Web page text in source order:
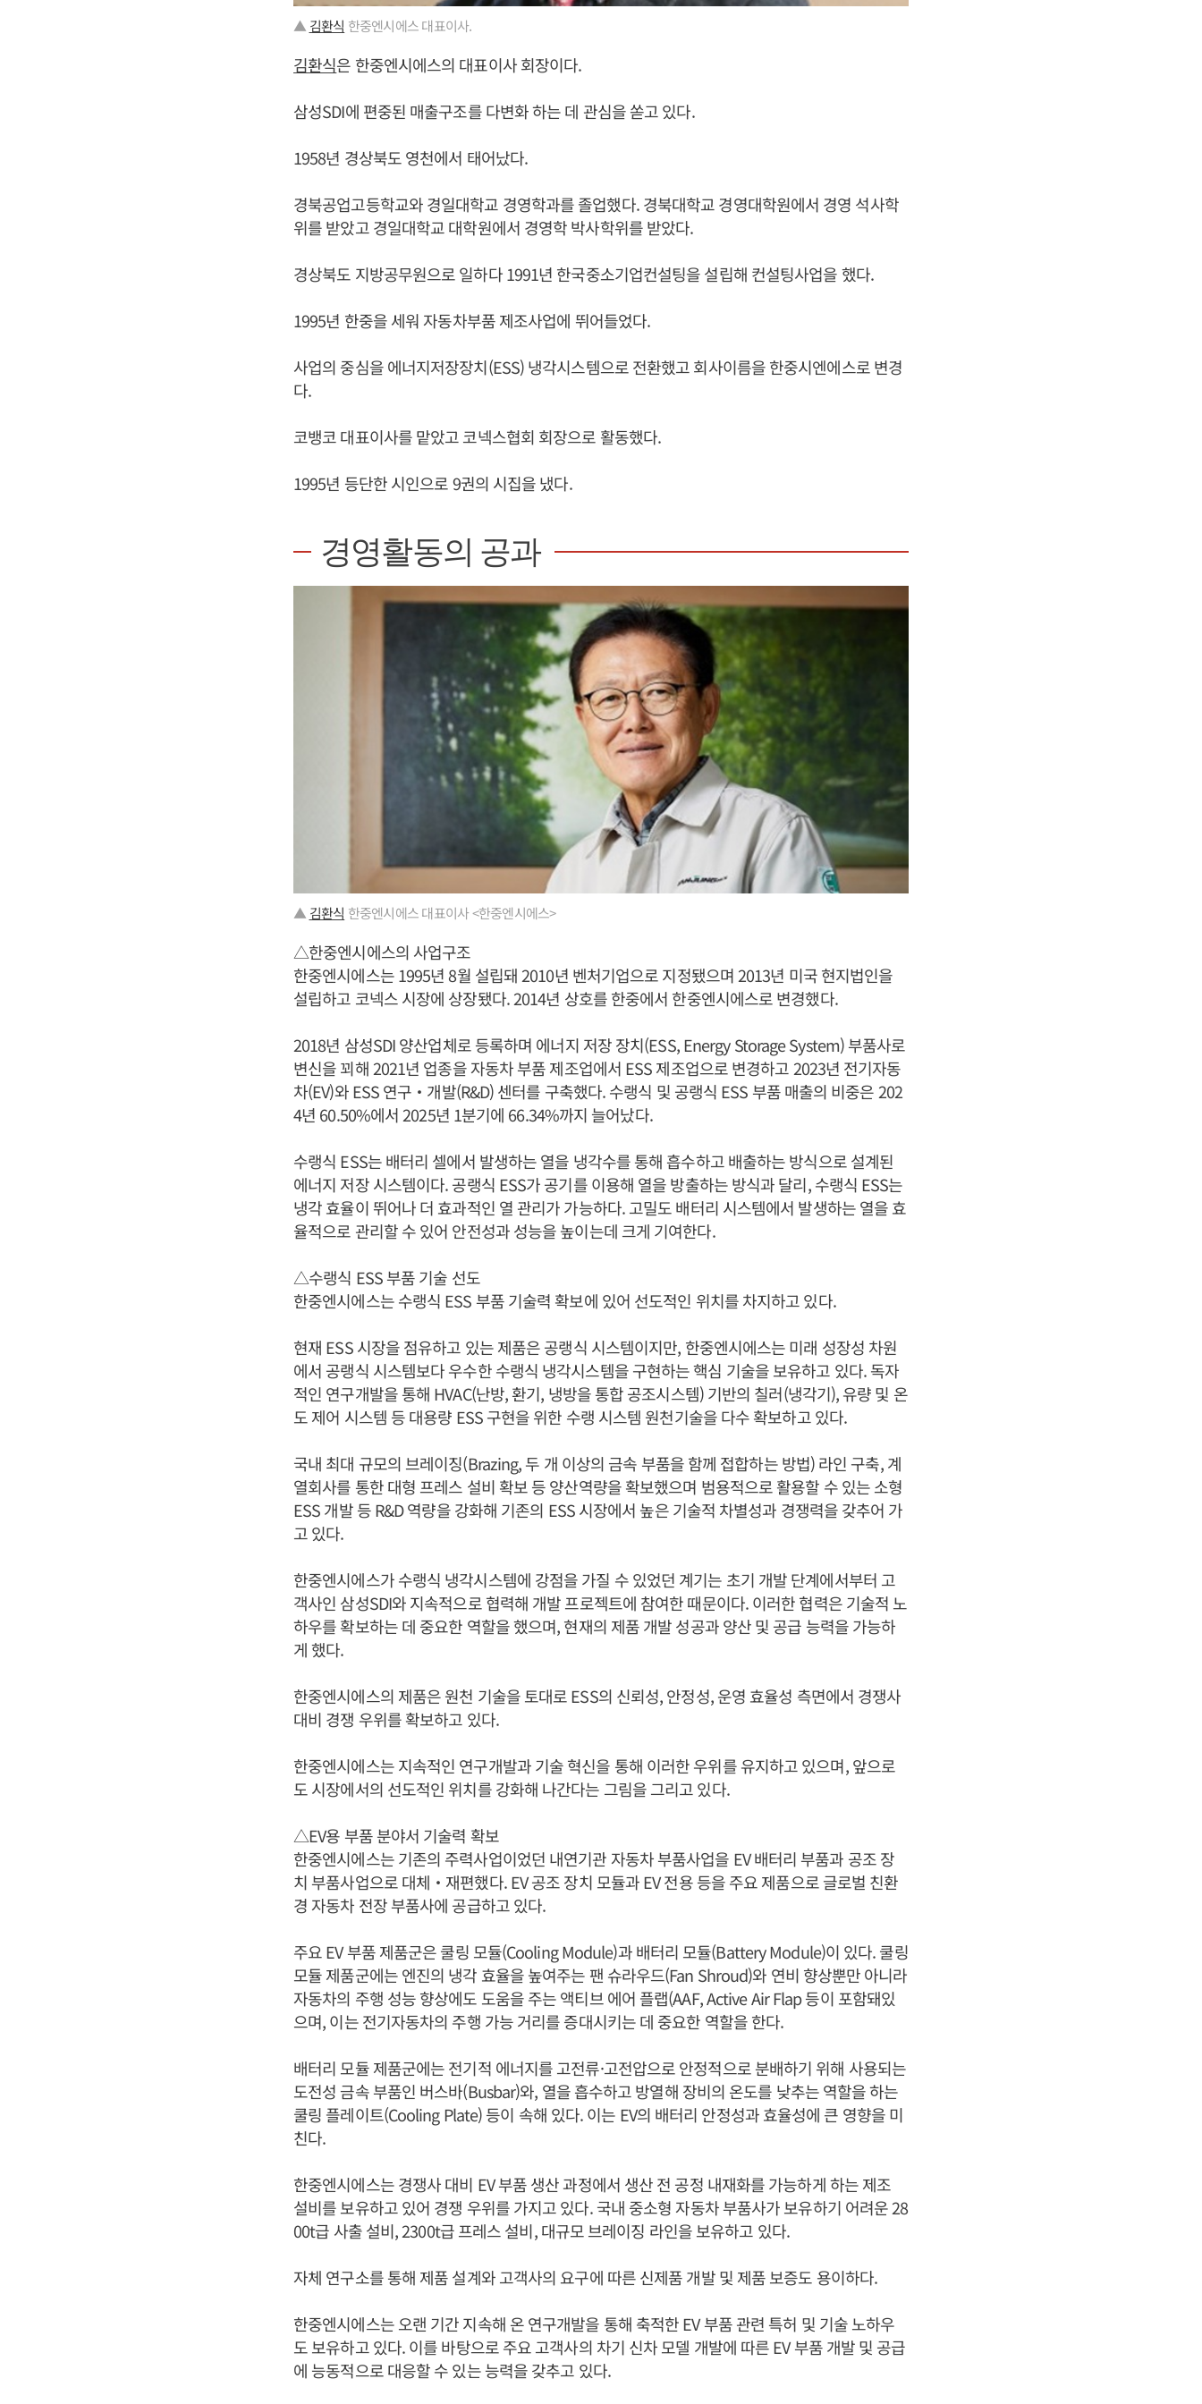
▲ 김환식 한중엔시에스 대표이사.
김환식은 한중엔시에스의 대표이사 회장이다.
삼성SDI에 편중된 매출구조를 다변화 하는 데 관심을 쏟고 있다.
1958년 경상북도 영천에서 태어났다.
경북공업고등학교와 경일대학교 경영학과를 졸업했다. 경북대학교 경영대학원에서 경영 석사학
위를 받았고 경일대학교 대학원에서 경영학 박사학위를 받았다.
경상북도 지방공무원으로 일하다 1991년 한국중소기업컨설팅을 설립해 컨설팅사업을 했다.
1995년 한중을 세워 자동차부품 제조사업에 뛰어들었다.
사업의 중심을 에너지저장장치(ESS) 냉각시스템으로 전환했고 회사이름을 한중시엔에스로 변경
다.
코뱅코 대표이사를 맡았고 코넥스협회 회장으로 활동했다.
1995년 등단한 시인으로 9권의 시집을 냈다.
경영활동의 공과
▲ 김환식 한중엔시에스 대표이사 <한중엔시에스>
△한중엔시에스의 사업구조
한중엔시에스는 1995년 8월 설립돼 2010년 벤처기업으로 지정됐으며 2013년 미국 현지법인을
설립하고 코넥스 시장에 상장됐다. 2014년 상호를 한중에서 한중엔시에스로 변경했다.
2018년 삼성SDI 양산업체로 등록하며 에너지 저장 장치(ESS, Energy Storage System) 부품사로
변신을 꾀해 2021년 업종을 자동차 부품 제조업에서 ESS 제조업으로 변경하고 2023년 전기자동
차(EV)와 ESS 연구‧개발(R&D) 센터를 구축했다. 수랭식 및 공랭식 ESS 부품 매출의 비중은 202
4년 60.50%에서 2025년 1분기에 66.34%까지 늘어났다.
수랭식 ESS는 배터리 셀에서 발생하는 열을 냉각수를 통해 흡수하고 배출하는 방식으로 설계된
에너지 저장 시스템이다. 공랭식 ESS가 공기를 이용해 열을 방출하는 방식과 달리, 수랭식 ESS는
냉각 효율이 뛰어나 더 효과적인 열 관리가 가능하다. 고밀도 배터리 시스템에서 발생하는 열을 효
율적으로 관리할 수 있어 안전성과 성능을 높이는데 크게 기여한다.
△수랭식 ESS 부품 기술 선도
한중엔시에스는 수랭식 ESS 부품 기술력 확보에 있어 선도적인 위치를 차지하고 있다.
현재 ESS 시장을 점유하고 있는 제품은 공랭식 시스템이지만, 한중엔시에스는 미래 성장성 차원
에서 공랭식 시스템보다 우수한 수랭식 냉각시스템을 구현하는 핵심 기술을 보유하고 있다. 독자
적인 연구개발을 통해 HVAC(난방, 환기, 냉방을 통합 공조시스템) 기반의 칠러(냉각기), 유량 및 온
도 제어 시스템 등 대용량 ESS 구현을 위한 수랭 시스템 원천기술을 다수 확보하고 있다.
국내 최대 규모의 브레이징(Brazing, 두 개 이상의 금속 부품을 함께 접합하는 방법) 라인 구축, 계
열회사를 통한 대형 프레스 설비 확보 등 양산역량을 확보했으며 범용적으로 활용할 수 있는 소형
ESS 개발 등 R&D 역량을 강화해 기존의 ESS 시장에서 높은 기술적 차별성과 경쟁력을 갖추어 가
고 있다.
한중엔시에스가 수랭식 냉각시스템에 강점을 가질 수 있었던 계기는 초기 개발 단계에서부터 고
객사인 삼성SDI와 지속적으로 협력해 개발 프로젝트에 참여한 때문이다. 이러한 협력은 기술적 노
하우를 확보하는 데 중요한 역할을 했으며, 현재의 제품 개발 성공과 양산 및 공급 능력을 가능하
게 했다.
한중엔시에스의 제품은 원천 기술을 토대로 ESS의 신뢰성, 안정성, 운영 효율성 측면에서 경쟁사
대비 경쟁 우위를 확보하고 있다.
한중엔시에스는 지속적인 연구개발과 기술 혁신을 통해 이러한 우위를 유지하고 있으며, 앞으로
도 시장에서의 선도적인 위치를 강화해 나간다는 그림을 그리고 있다.
△EV용 부품 분야서 기술력 확보
한중엔시에스는 기존의 주력사업이었던 내연기관 자동차 부품사업을 EV 배터리 부품과 공조 장
치 부품사업으로 대체‧재편했다. EV 공조 장치 모듈과 EV 전용 등을 주요 제품으로 글로벌 친환
경 자동차 전장 부품사에 공급하고 있다.
주요 EV 부품 제품군은 쿨링 모듈(Cooling Module)과 배터리 모듈(Battery Module)이 있다. 쿨링
모듈 제품군에는 엔진의 냉각 효율을 높여주는 팬 슈라우드(Fan Shroud)와 연비 향상뿐만 아니라
자동차의 주행 성능 향상에도 도움을 주는 액티브 에어 플랩(AAF, Active Air Flap 등이 포함돼있
으며, 이는 전기자동차의 주행 가능 거리를 증대시키는 데 중요한 역할을 한다.
배터리 모듈 제품군에는 전기적 에너지를 고전류·고전압으로 안정적으로 분배하기 위해 사용되는
도전성 금속 부품인 버스바(Busbar)와, 열을 흡수하고 방열해 장비의 온도를 낮추는 역할을 하는
쿨링 플레이트(Cooling Plate) 등이 속해 있다. 이는 EV의 배터리 안정성과 효율성에 큰 영향을 미
친다.
한중엔시에스는 경쟁사 대비 EV 부품 생산 과정에서 생산 전 공정 내재화를 가능하게 하는 제조
설비를 보유하고 있어 경쟁 우위를 가지고 있다. 국내 중소형 자동차 부품사가 보유하기 어려운 28
00t급 사출 설비, 2300t급 프레스 설비, 대규모 브레이징 라인을 보유하고 있다.
자체 연구소를 통해 제품 설계와 고객사의 요구에 따른 신제품 개발 및 제품 보증도 용이하다.
한중엔시에스는 오랜 기간 지속해 온 연구개발을 통해 축적한 EV 부품 관련 특허 및 기술 노하우
도 보유하고 있다. 이를 바탕으로 주요 고객사의 차기 신차 모델 개발에 따른 EV 부품 개발 및 공급
에 능동적으로 대응할 수 있는 능력을 갖추고 있다.